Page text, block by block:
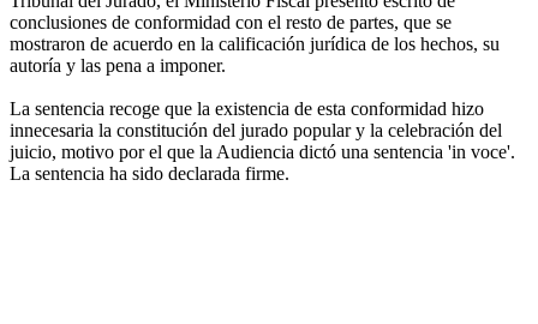
conclusiones de conformidad con el resto de partes, que se
mostraron de acuerdo en la calificación jurídica de los hechos, su
autoría y las pena a imponer.
La sentencia recoge que la existencia de esta conformidad hizo
innecesaria la constitución del jurado popular y la celebración del
juicio, motivo por el que la Audiencia dictó una sentencia 'in voce'.
La sentencia ha sido declarada firme.